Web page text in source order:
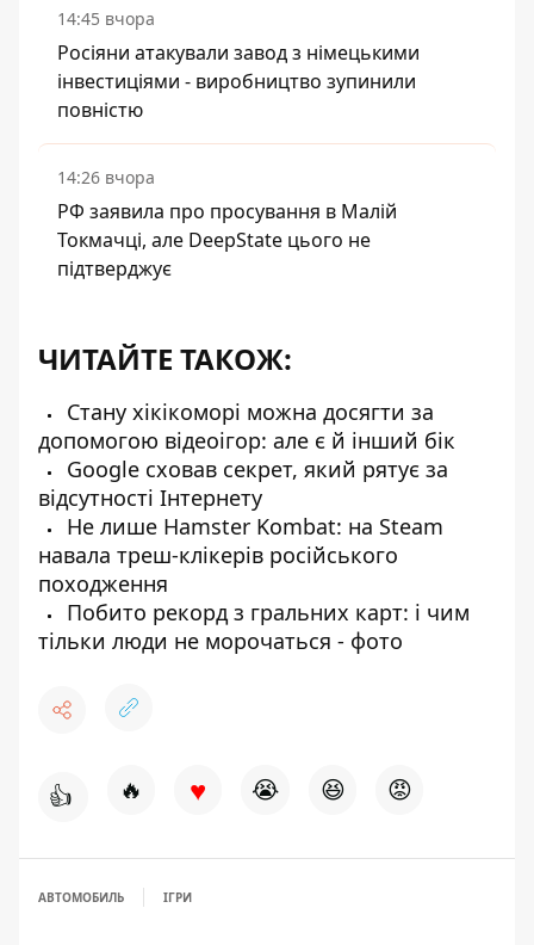
14:45 вчора
Росіяни атакували завод з німецькими
інвестиціями - виробництво зупинили
повністю
14:26 вчора
РФ заявила про просування в Малій
Токмачці, але DeepState цього не
підтверджує
ЧИТАЙТЕ ТАКОЖ:
Стану хікікоморі можна досягти за
допомогою відеоігор: але є й інший бік
Google сховав секрет, який рятує за
відсутності Інтернету
Не лише Hamster Kombat: на Steam
навала треш-клікерів російського
походження
Побито рекорд з гральних карт: і чим
тільки люди не морочаться - фото
👍 🔥 ♥ 😭 😆 😡
АВТОМОБИЛЬ ІГРИ